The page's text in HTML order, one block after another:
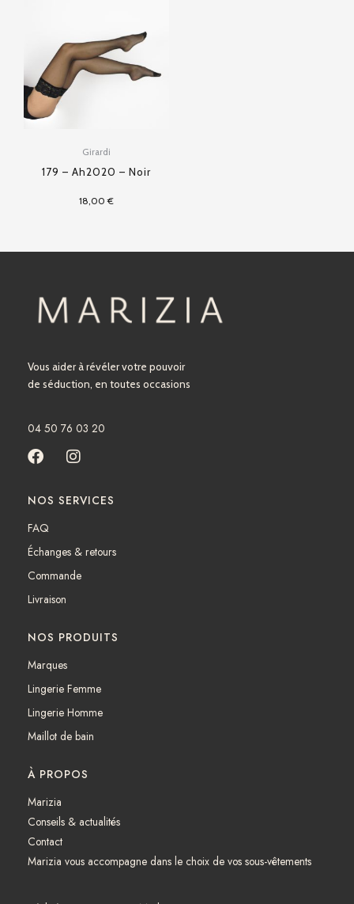
Girardi
179 – Ah2020 – Noir
18,00€
Vous aider à révéler votre pouvoir
de séduction, en toutes occasions
04 50 76 03 20
F
c
e
b
o
k
I
s
t
r
a
NOS SERVICES
FAQ
Échanges & retours
Commande
Livraison
NOS PRODUITS
Marques
Lingerie Femme
Lingerie Homme
Maillot de bain
À PROPOS
Marizia
Conseils & actualités
Contact
Marizia vous accompagne dans le choix de vos sous-vêtements